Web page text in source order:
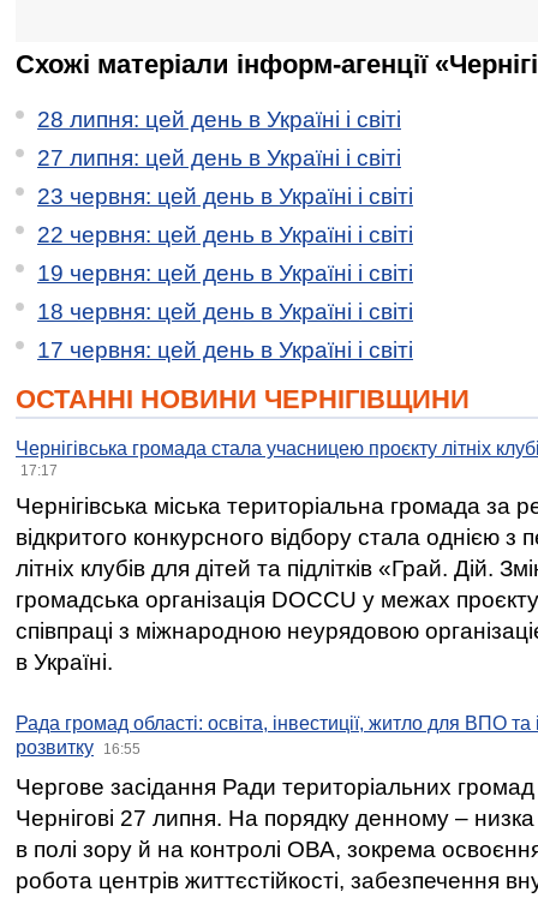
Схожі матеріали інформ-агенції
28 липня: цей день в Україні і світі
27 липня: цей день в Україні і світі
23 червня: цей день в Україні і світі
22 червня: цей день в Україні і світі
19 червня: цей день в Україні і світі
18 червня: цей день в Україні і світі
17 червня: цей день в Україні і світі
ОСТАННІ НОВИНИ ЧЕРНІГІВЩИНИ
Чернігівська громада стала учасницею проєкту літніх
17:17
Чернігівська міська територіальна громада за
відкритого конкурсного відбору стала однією
літніх клубів для дітей та підлітків «Грай. Дій.
громадська організація DOCCU у межах
співпраці з міжнародною неурядовою
в Україні.
Рада громад області: освіта, інвестиції, житло для ВПО
розвитку
16:55
Чергове засідання Ради територіальних громад
Чернігові 27 липня. На порядку денному –
в полі зору й на контролі ОВА, зокрема освоєння
робота центрів життєстійкості, забезпечення